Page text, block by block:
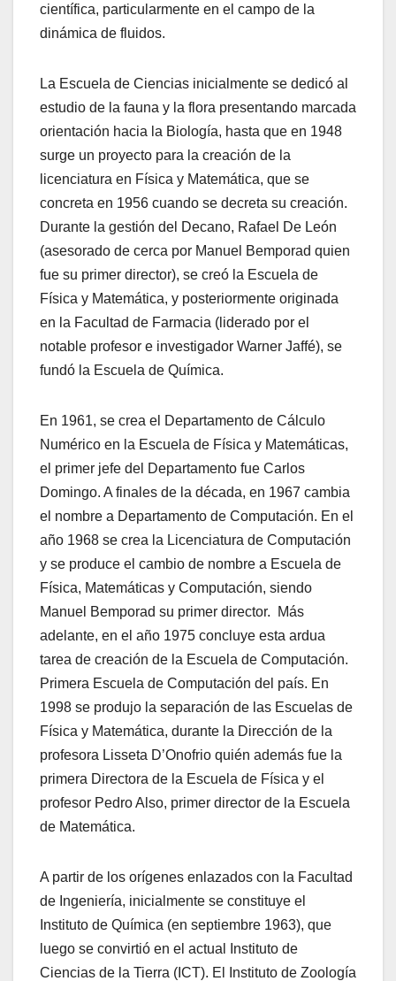
científica, particularmente en el campo de la
dinámica de fluidos.
La Escuela de Ciencias inicialmente se dedicó al
estudio de la fauna y la flora presentando marcada
orientación hacia la Biología, hasta que en 1948
surge un proyecto para la creación de la
licenciatura en Física y Matemática, que se
concreta en 1956 cuando se decreta su creación.
Durante la gestión del Decano, Rafael De León
(asesorado de cerca por Manuel Bemporad quien
fue su primer director), se creó la Escuela de
Física y Matemática, y posteriormente originada
en la Facultad de Farmacia (liderado por el
notable profesor e investigador Warner Jaffé), se
fundó la Escuela de Química.
En 1961, se crea el Departamento de Cálculo
Numérico en la Escuela de Física y Matemáticas,
el primer jefe del Departamento fue Carlos
Domingo. A finales de la década, en 1967 cambia
el nombre a Departamento de Computación. En el
año 1968 se crea la Licenciatura de Computación
y se produce el cambio de nombre a Escuela de
Física, Matemáticas y Computación, siendo
Manuel Bemporad su primer director. Más
adelante, en el año 1975 concluye esta ardua
tarea de creación de la Escuela de Computación.
Primera Escuela de Computación del país. En
1998 se produjo la separación de las Escuelas de
Física y Matemática, durante la Dirección de la
profesora Lisseta D’Onofrio quién además fue la
primera Directora de la Escuela de Física y el
profesor Pedro Also, primer director de la Escuela
de Matemática.
A partir de los orígenes enlazados con la Facultad
de Ingeniería, inicialmente se constituye el
Instituto de Química (en septiembre 1963), que
luego se convirtió en el actual Instituto de
Ciencias de la Tierra (ICT). El Instituto de Zoología